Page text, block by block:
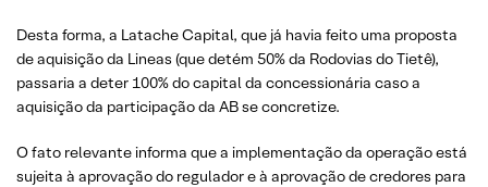
Desta forma, a Latache Capital, que já havia feito uma proposta
de aquisição da Lineas (que detém 50% da Rodovias do Tietê),
passaria a deter 100% do capital da concessionária caso a
aquisição da participação da AB se concretize.
O fato relevante informa que a implementação da operação está
sujeita à aprovação do regulador e à aprovação de credores para